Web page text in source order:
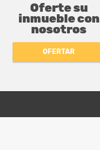
Oferte su
inmueble con
nosotros
OFERTAR